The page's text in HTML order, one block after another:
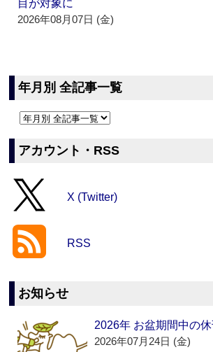
目が対象に
2026年08月07日 (金)
年月別 全記事一覧
アカウント・RSS
X (Twitter)
RSS
お知らせ
2026年 お盆期間中の
2026年07月24日 (金)